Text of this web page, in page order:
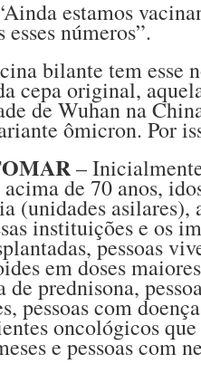
estamos
números”.
bilante tem esse
cepa original,
de Wuhan na
ômicron. Por
–
acima de 70 anos,
(unidades asilares),
instituições e os
pessoas
em doses
prednisona,
pessoas com
oncológicos
e pessoas com